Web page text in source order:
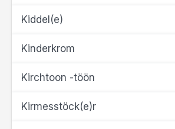
Kiddel(e)
Kinderkrom
Kirchtoon -töön
Kirmesstöck(e)r